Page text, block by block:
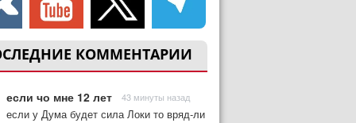
КОММЕНТАРИИ
если чо мне 12 лет 43 минуты назад
если у Дума будет сила Локи то вряд-ли